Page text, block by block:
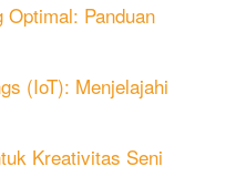
Optimal: Panduan
(IoT): Menjelajahi
Kreativitas Seni